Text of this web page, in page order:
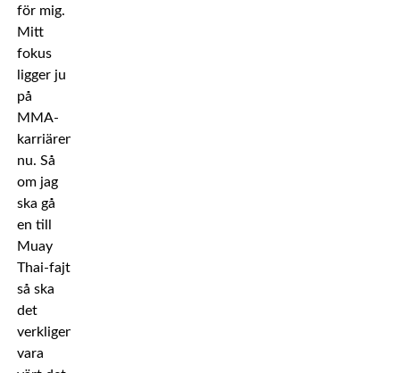
för mig.
Mitt
fokus
ligger ju
på
MMA-
karriären
nu. Så
om jag
ska gå
en till
Muay
Thai-fajt
så ska
det
verkligen
vara